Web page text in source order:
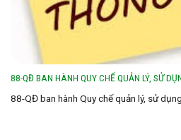
88-QĐ BAN HÀNH QUY CHẾ QUẢN LÝ, SỬ
88-QĐ ban hành Quy chế quản lý, sử